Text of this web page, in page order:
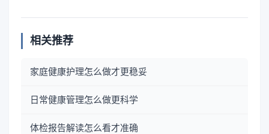
相关推荐
家庭健康护理怎么做才更稳妥
日常健康管理怎么做更科学
体检报告解读怎么看才准确